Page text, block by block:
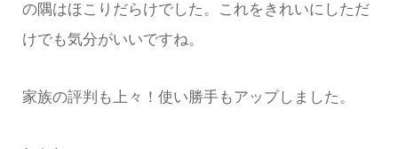
の隅はほこりだらけでした。これをきれいにしただ
けでも気分がいいですね。
家族の評判も上々！使い勝手もアップしました。